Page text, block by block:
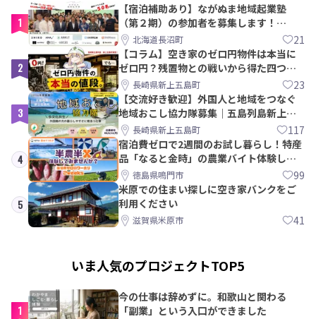
1
【宿泊補助あり】ながぬま地域起業塾
（第２期）の参加者を募集します！
【8/21〆】
北海道長沼町 21
2
【コラム】空き家のゼロ円物件は本当に
ゼロ円？残置物との戦いから得た四つの
教訓｜新上五島町
長崎県新上五島町 23
3
【交流好き歓迎】外国人と地域をつなぐ
地域おこし協力隊募集｜五島列島新上五
島町長崎県新上五島町 117
4
宿泊費ゼロで2週間のお試し暮らし！特産
品「なると金時」の農業バイト体験して
みませんか？
徳島県鳴門市 99
5
米原での住まい探しに空き家バンクをご
利用ください
滋賀県米原市 41
いま人気のプロジェクトTOP5
1
今の仕事は辞めずに。和歌山と関わる
「副業」という入口ができました